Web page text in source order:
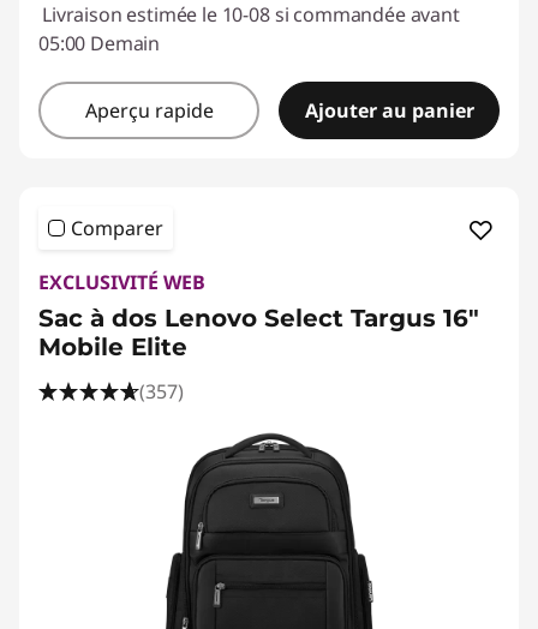
Livraison estimée le 10-08 si commandée avant
05:00 Demain
Aperçu rapide Ajouter au panier
Comparer
EXCLUSIVITÉ WEB
Sac à dos Lenovo Select Targus 16"
Mobile Elite
(357)